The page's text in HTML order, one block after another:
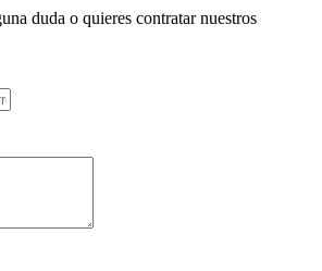
duda o quieres contratar nuestros